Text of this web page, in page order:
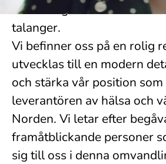
och vi är glada över att
talanger.
Vi befinner oss på en rolig
utvecklas till en modern
och stärka vår position
leverantören av hälsa och
Norden. Vi letar efter
framåtblickande personer
sig till oss i denna